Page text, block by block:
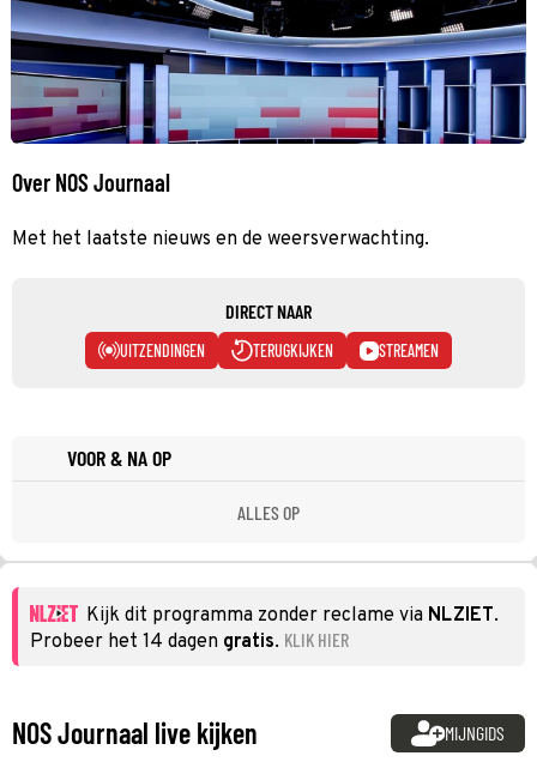
Over NOS Journaal
Met het laatste nieuws en de weersverwachting.
DIRECT NAAR
UITZENDINGEN TERUGKIJKEN STREAMEN
VOOR & NA OP
ALLES OP
Kijk dit programma zonder reclame via NLZIET.
Probeer het 14 dagen gratis. KLIK HIER
NOS Journaal live kijken MIJNGIDS